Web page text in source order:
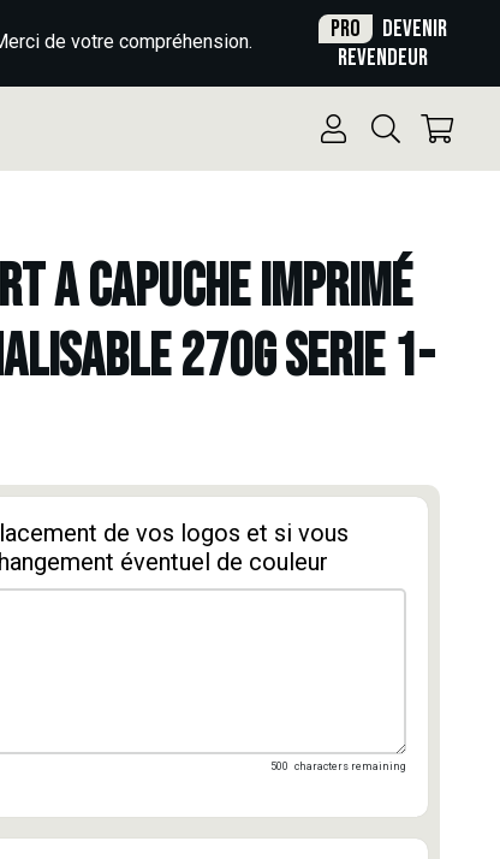
de votre compréhension. Pro
Devenir
revendeur
A CAPUCHE IMPRIMÉ
270G SERIE 1-
de vos logos et si vous
éventuel de couleur
500 characters remaining